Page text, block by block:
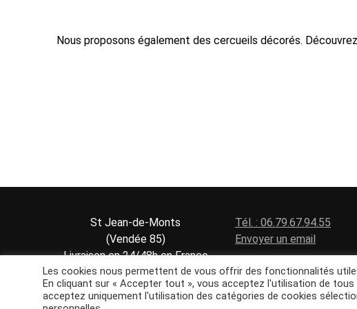
Nous proposons également des cercueils décorés.
St Jean-de-Monts
(Vendée 85)
Livraison en 24/48h en France
Tél. : 06.79.67.94.55
Envoyer un email
Espace privé
Les cookies nous permettent de vous offrir des fonctionnalités
En cliquant sur « Accepter tout », vous acceptez l'utilisation de
acceptez uniquement l'utilisation des catégories de cookies